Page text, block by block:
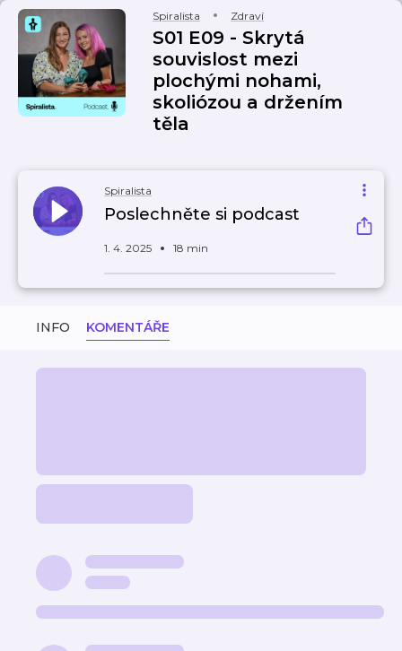
Spiralista Zdraví
S01 E09 - Skrytá
souvislost mezi
plochými nohami,
skoliózou a držením
těla
Spiralista
Poslechněte si podcast
1. 4. 2025 18 min
INFO KOMENTÁŘE